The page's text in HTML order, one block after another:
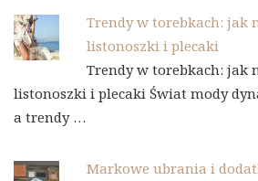
Trendy w torebkach: jak
listonoszki i plecaki
Trendy w torebkach: jak
listonoszki i plecaki Świat mody
a trendy …
Markowe ubrania i